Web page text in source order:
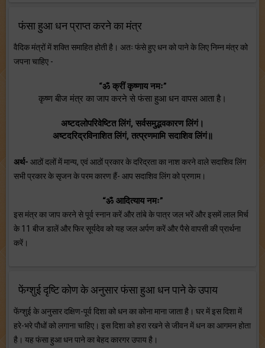
फंसा हुआ धन प्राप्त करने का मंत्र
वैदिक मंत्रों में शक्ति समाहित होती है। अतः फंसे हुए धन को पाने के लिए निम्न मंत्र को
जपना चाहिए -
“ॐ क्रीं कृष्णाय नमः”
कृष्ण बीज मंत्र का जाप करने से फंसा हुआ धन वापस आता है।
अष्टदलोपरिवेष्टित लिंगं, सर्वसमुद्भवकारण लिंगं।
अष्टदरिद्रविनाशित लिंगं, तत्प्रणमामि सदाशिव लिंगं॥
अर्थ- आठों दलों में मान्य, एवं आठों प्रकार के दरिद्रता का नाश करने वाले सदाशिव लिंग
सभी प्रकार के सृजन के परम कारण हैं- आप सदाशिव लिंग को प्रणाम।
“ॐ आदित्याय नमः”
इस मंत्र का जाप करने से पूर्व स्नान करें और तांबे के पात्र जल भरें और इसमें लाल मिर्च
के 11 बीज डालें और फिर सूर्यदेव को यह जल अर्पण करें और पैसे वापसी की प्रार्थना
करें।
फेंग्शुई दृष्टि कोण के अनुसार फंसा हुआ धन पाने के उपाय
फेंग्शुई के अनुसार दक्षिण-पूर्व दिशा को धन का कोना माना जाता है। घर में इस दिशा में
हरे-भरे पौधों को लगाना चाहिए। इस दिशा को हरा रखने से जीवन में धन का आगमन होता
है। यह फंसा हुआ धन पाने का बेहद कारगर उपाय है।